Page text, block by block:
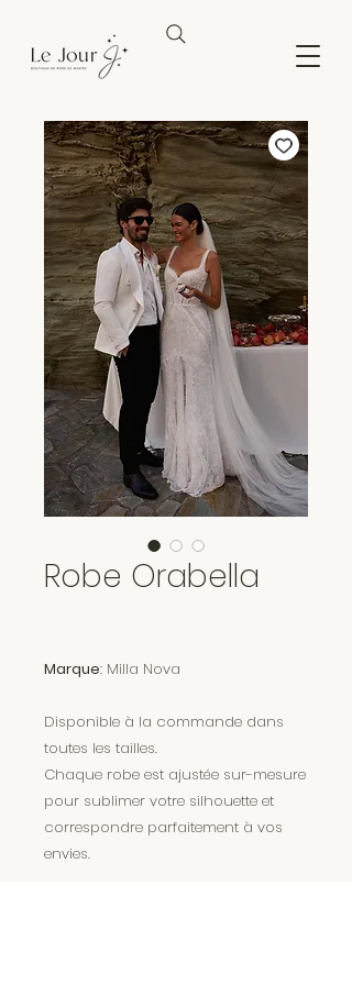
Robe Orabella
Marque: Milla Nova
Disponible à la commande dans
toutes les tailles.
Chaque robe est ajustée sur-mesure
pour sublimer votre silhouette et
correspondre parfaitement à vos
envies.